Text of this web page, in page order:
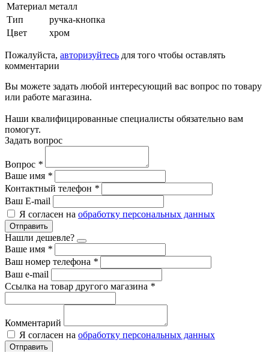
Материал металл
Тип
ручка-кнопка
Цвет
хром
Пожалуйста, авторизуйтесь для того чтобы оставлять
комментарии
Вы можете задать любой интересующий вас вопрос по товару
или работе магазина.
Наши квалифицированные специалисты обязательно вам
помогут.
Задать вопрос
Вопрос *
Ваше имя *
Контактный телефон *
Ваш E-mail
Я согласен на обработку персональных данных
Отправить
Нашли дешевле?
Ваше имя *
Ваш номер телефона *
Ваш e-mail
Ссылка на товар другого магазина *
Комментарий
Я согласен на обработку персональных данных
Отправить